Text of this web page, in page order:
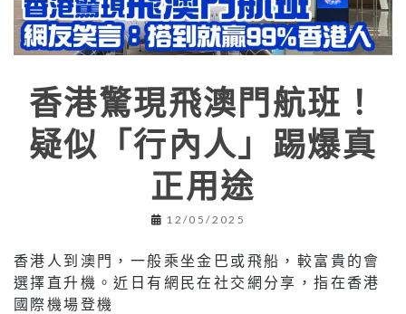
香港驚現飛澳門航班！
疑似「行內人」踢爆真
正用途
12/05/2025
香港人到澳門，一般乘坐金巴或飛船，較富貴的會
選擇直升機。近日有網民在社交網分享，指在香港
國際機場登機